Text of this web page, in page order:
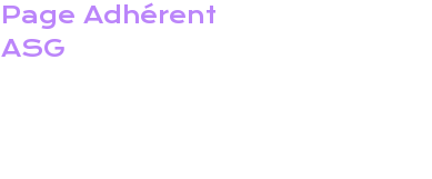
Page Adhérent
ASG